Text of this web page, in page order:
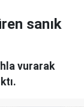
sanık
vurarak